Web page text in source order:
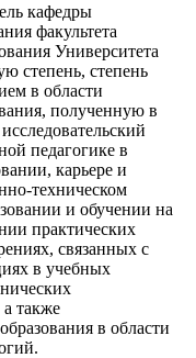
кафедры
факультета
Университета
степень, степень
в области
полученную в
педагогике в
карьере и
техническом
и обучении на
практических
связанных с
в учебных
также
в области